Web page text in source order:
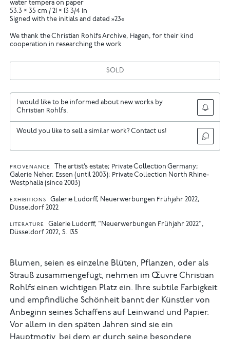
water tempera on paper
53.3 × 35 cm / 21 × 13 3/4 in
Signed with the initials and dated »23«
We thank the Christian Rohlfs Archive, Hagen, for their kind
cooperation in researching the work
SOLD
I would like to be informed about new works by
Christian Rohlfs.
Would you like to sell a similar work? Contact us!
PROVENANCE
The artist’s estate; Private Collection Germany;
Galerie Neher, Essen (until 2003); Private Collection North Rhine-
Westphalia (since 2003)
EXHIBITIONS
Galerie Ludorff, Neuerwerbungen Frühjahr 2022,
Düsseldorf 2022
LITERATURE
Galerie Ludorff, "Neuerwerbungen Frühjahr 2022",
Düsseldorf 2022, S. 135
Blumen, seien es einzelne Blüten, Pflanzen, oder als
Strauß zusammengefügt, nehmen im Œuvre Christian
Rohlfs̛ einen wichtigen Platz ein. Ihre subtile Farbigkeit
und empfindliche Schönheit bannt der Künstler von
Anbeginn seines Schaffens auf Leinwand und Papier.
Vor allem in den späten Jahren sind sie ein
Hauptmotiv, bei dem er durch seine besondere